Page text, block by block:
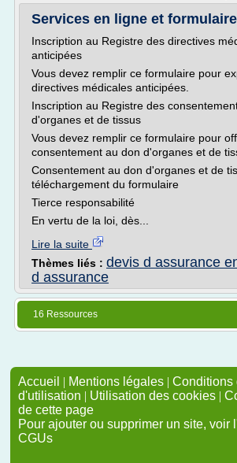
Services en ligne et
Inscription au Registre des directives
anticipées
Vous devez remplir ce formulaire pour
directives médicales anticipées.
Inscription au Registre des
d'organes et de tissus
Vous devez remplir ce formulaire pour
consentement au don d'organes et de
Consentement au don d'organes et de
téléchargement du formulaire
Tierce responsabilité
En vertu de la loi, dès...
Lire la suite
Thèmes liés : devis d assurance
d assurance
16 Ressources
Accueil | Mentions légales | Conditions
d'utilisation | Utilisation des cookies |
de cette page
Pour ajouter ou supprimer un site, voir
CGUs